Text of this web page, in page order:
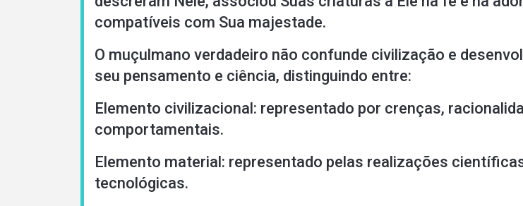
Languagescompatíveis com Sua majestade.
O muçulmano verdadeiro não confunde civilização e
seu pensamento e ciência, distinguindo entre:
Elemento civilizacional: representado por crenças,
comportamentais.
Elemento material: representado pelas realizações
tecnológicas.